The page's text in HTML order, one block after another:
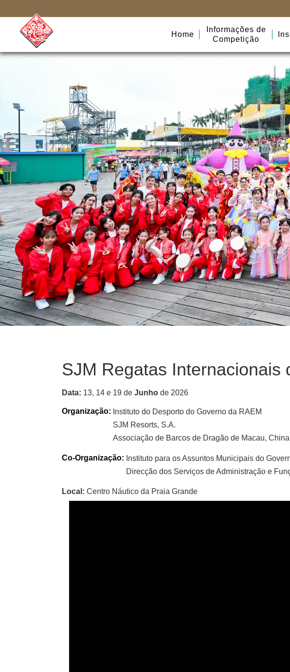
Home
Informações de
Competição
SJM Regatas Internacionais
Data: 13, 14 e 19 de Junho de 2026
Organização: Instituto do Desporto do Governo da RAEM
SJM Resorts, S.A.
Associação de Barcos de Dragão de Macau, China
Co-Organização: Instituto para os Assuntos Municipais do
Direcção dos Serviços de Administração e
Local: Centro Náutico da Praia Grande